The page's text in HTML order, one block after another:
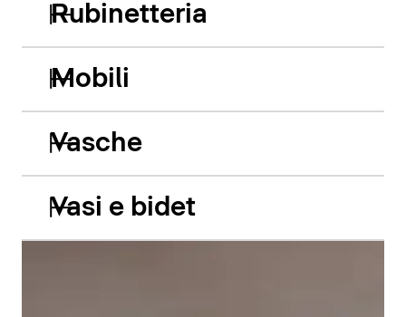
Rubinetteria
Mobili
Vasche
Vasi e bidet